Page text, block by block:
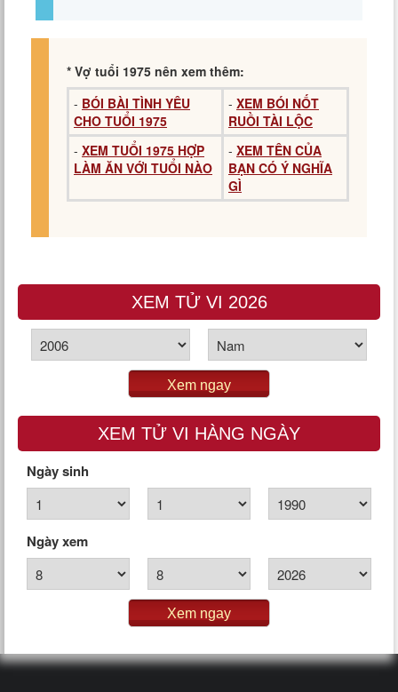
* Vợ tuổi 1975 nên xem thêm:
- BÓI BÀI TÌNH YÊU
CHO TUỔI 1975
- XEM BÓI NỐT
RUỒI TÀI LỘC
- XEM TUỔI 1975 HỢP
LÀM ĂN VỚI TUỔI NÀO
- XEM TÊN CỦA
BẠN CÓ Ý NGHĨA
GÌ
XEM TỬ VI 2026
Xem ngay
XEM TỬ VI HÀNG NGÀY
Ngày sinh
Ngày xem
Xem ngay